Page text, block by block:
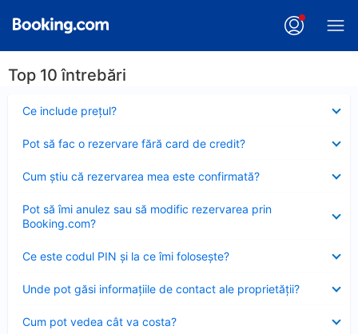
Top 10 întrebări
Ce include preţul?
închis
Pot să fac o rezervare fără card de credit?
închis
Cum ştiu că rezervarea mea este confirmată?
închis
Pot să îmi anulez sau să modific rezervarea prin
Booking.com?
închis
Ce este codul PIN şi la ce îmi foloseşte?
închis
Unde pot găsi informațiile de contact ale proprietății?
închis
Cum pot vedea cât va costa?
închis